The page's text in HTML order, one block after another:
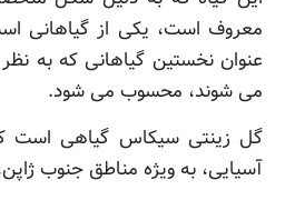
معروف است، یکی از گیاهانی
عنوان نخستین گیاهانی که به
می شوند، محسوب می شود.
گل زینتی سیکاس گیاهی است
آسیایی، به ویژه مناطق جنوب